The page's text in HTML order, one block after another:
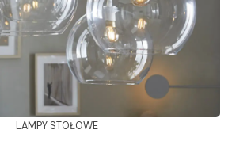
LAMPY STOŁOWE